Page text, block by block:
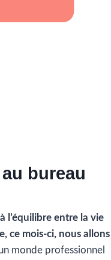
bureau
l’équilibre entre la vie
ce mois-ci, nous allons
monde professionnel